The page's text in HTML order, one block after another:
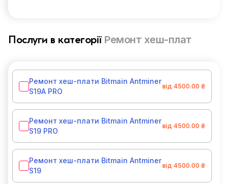
Послуги в категорії Ремонт хеш-плат
Ремонт хеш-плати Bitmain Antminer
S19A PRO
від 4500.00 ₴
Ремонт хеш-плати Bitmain Antminer
S19 PRO
від 4500.00 ₴
Ремонт хеш-плати Bitmain Antminer
S19
від 4500.00 ₴